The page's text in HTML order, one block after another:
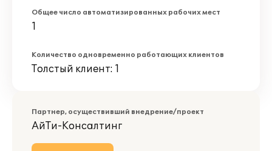
Общее число автоматизированных рабочих мест
1
Количество одновременно работающих клиентов
Толстый клиент: 1
Партнер, осуществивший внедрение/проект
АйТи-Консалтинг